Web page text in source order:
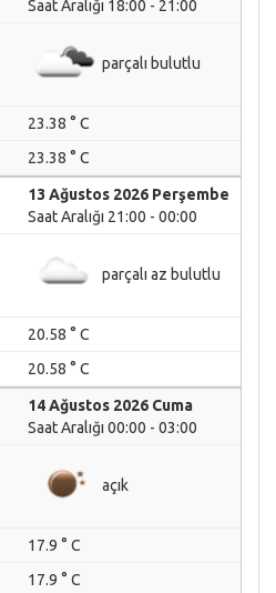
Saat Aralığı 18:00 - 21:00
parçalı bulutlu
23.38 ° C
23.38 ° C
13 Ağustos 2026 Perşembe
Saat Aralığı 21:00 - 00:00
parçalı az bulutlu
20.58 ° C
20.58 ° C
14 Ağustos 2026 Cuma
Saat Aralığı 00:00 - 03:00
açık
17.9 ° C
17.9 ° C